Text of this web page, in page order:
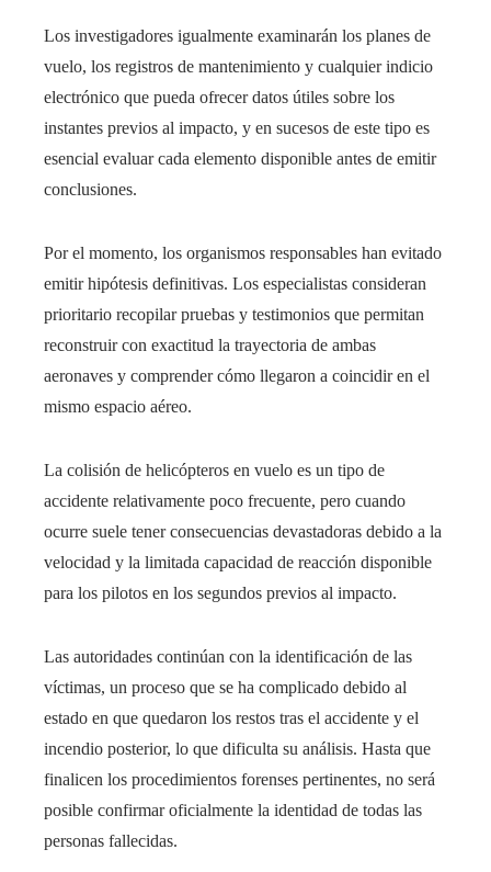
Los investigadores igualmente examinarán los planes de
vuelo, los registros de mantenimiento y cualquier indicio
electrónico que pueda ofrecer datos útiles sobre los
instantes previos al impacto, y en sucesos de este tipo es
esencial evaluar cada elemento disponible antes de emitir
conclusiones.
Por el momento, los organismos responsables han evitado
emitir hipótesis definitivas. Los especialistas consideran
prioritario recopilar pruebas y testimonios que permitan
reconstruir con exactitud la trayectoria de ambas
aeronaves y comprender cómo llegaron a coincidir en el
mismo espacio aéreo.
La colisión de helicópteros en vuelo es un tipo de
accidente relativamente poco frecuente, pero cuando
ocurre suele tener consecuencias devastadoras debido a la
velocidad y la limitada capacidad de reacción disponible
para los pilotos en los segundos previos al impacto.
Las autoridades continúan con la identificación de las
víctimas, un proceso que se ha complicado debido al
estado en que quedaron los restos tras el accidente y el
incendio posterior, lo que dificulta su análisis. Hasta que
finalicen los procedimientos forenses pertinentes, no será
posible confirmar oficialmente la identidad de todas las
personas fallecidas.